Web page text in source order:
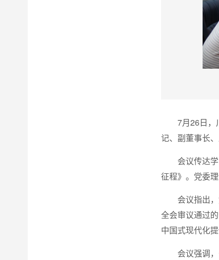
7月26日，
记、副董事长
会议传达
征程》。党委
会议指出
全会审议通过
中国式现代化
会议强调